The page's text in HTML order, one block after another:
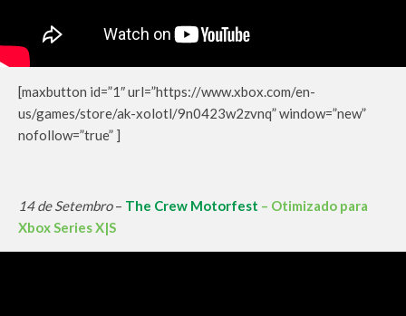
[maxbutton id=”1″ url=”https://www.xbox.com/en-
us/games/store/ak-xolotl/9n0423w2zvnq” window=”new”
nofollow=”true” ]
14 de Setembro– The Crew Motorfest – Otimizado para
Xbox Series X|S